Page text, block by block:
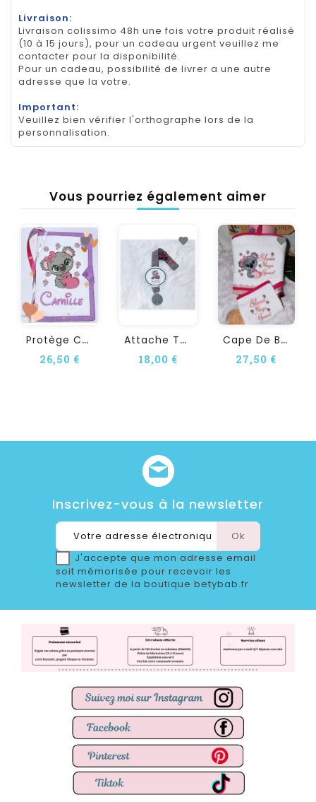
Livraison:
Livraison colissimo 48h une fois votre produit réalisé
(10 à 15 jours), pour un cadeau urgent veuillez me
contacter pour la disponibilité.
Pour un cadeau, possibilité de livrer a une autre
adresse que la votre.
Important:
Veuillez bien vérifier l'orthographe lors de la
personnalisation.
Vous pourriez également aimer
P
Rotège Carnet De Santé...
26,50 €
A
Ttache Tétine...
18,00 €
C
Ape De Bain Personnalisée...
27,50 €
Inscrivez-vous à la newsletter
J'accepte que mon adresse email
soit mémorisée pour recevoir les
newsletter de la boutique betybab.fr